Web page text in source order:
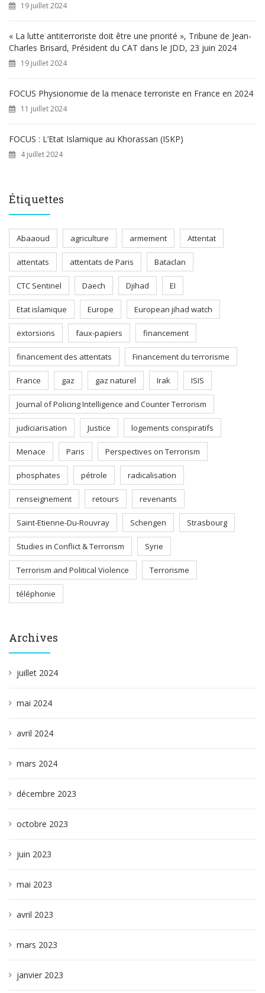
19 juillet 2024
« La lutte antiterroriste doit être une priorité », Tribune de Jean-
Charles Brisard, Président du CAT dans le JDD, 23 juin 2024
19 juillet 2024
FOCUS Physionomie de la menace terroriste en France en 2024
11 juillet 2024
FOCUS : L’Etat Islamique au Khorassan (ISKP)
4 juillet 2024
Étiquettes
Abaaoud agriculture armement Attentat
attentats attentats de Paris Bataclan
CTC Sentinel Daech Djihad EI
Etat islamique Europe European jihad watch
extorsions faux-papiers financement
financement des attentats Financement du terrorisme
France gaz gaz naturel Irak ISIS
Journal of Policing Intelligence and Counter Terrorism
judiciarisation Justice logements conspiratifs
Menace Paris Perspectives on Terrorism
phosphates pétrole radicalisation
renseignement retours revenants
Saint-Etienne-Du-Rouvray Schengen Strasbourg
Studies in Conflict & Terrorism Syrie
Terrorism and Political Violence Terrorisme
téléphonie
Archives
juillet 2024
mai 2024
avril 2024
mars 2024
décembre 2023
octobre 2023
juin 2023
mai 2023
avril 2023
mars 2023
janvier 2023